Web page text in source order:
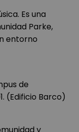
Es una
Parke,
entorno
de
(Edificio Barco)
y